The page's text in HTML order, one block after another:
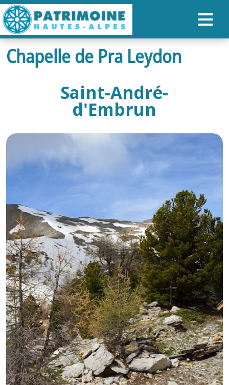
ACCUEIL
NOS PARCOURS
ORGANISER SON SÉJOUR
FR
GB
IT
Chapelle de Pra Leydon
Saint-André-
d'Embrun